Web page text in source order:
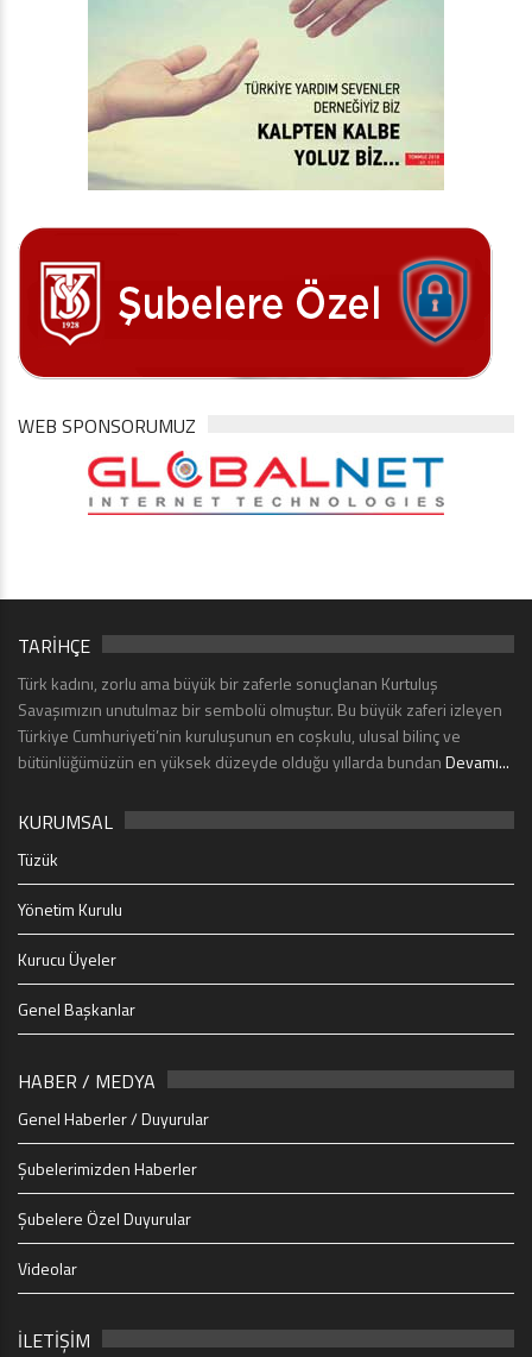
WEB SPONSORUMUZ
TARİHÇE
Türk kadını, zorlu ama büyük bir zaferle sonuçlanan Kurtuluş
Savaşımızın unutulmaz bir sembolü olmuştur. Bu büyük zaferi izleyen
Türkiye Cumhuriyeti’nin kuruluşunun en coşkulu, ulusal bilinç ve
bütünlüğümüzün en yüksek düzeyde olduğu yıllarda bundanDevamı...
KURUMSAL
Tüzük
Yönetim Kurulu
Kurucu Üyeler
Genel Başkanlar
HABER / MEDYA
Genel Haberler / Duyurular
Şubelerimizden Haberler
Şubelere Özel Duyurular
Videolar
İLETİŞİM